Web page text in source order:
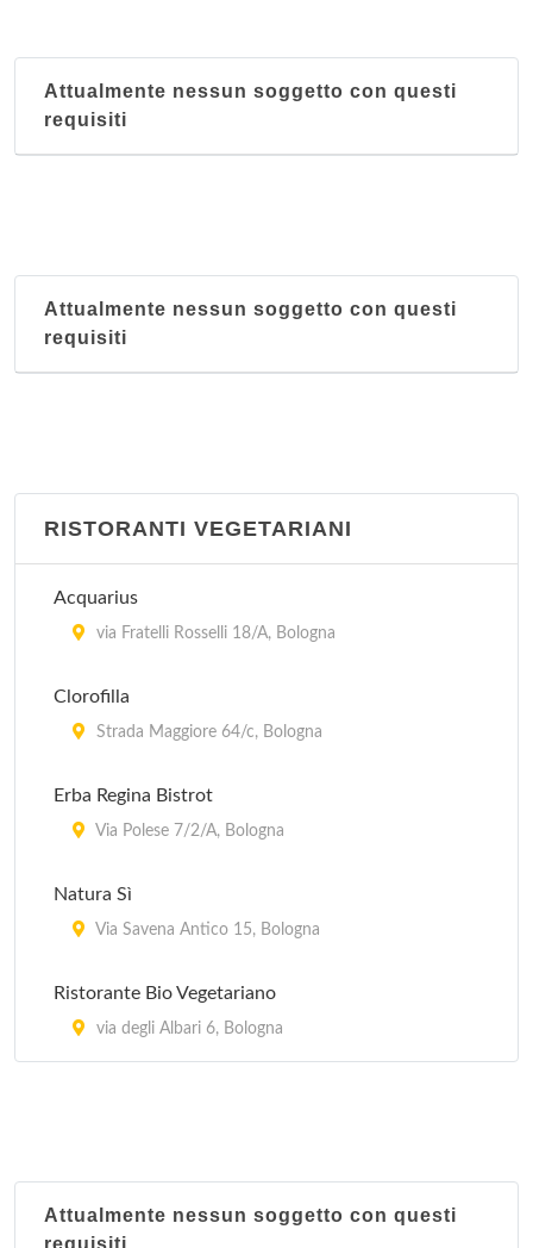
Attualmente nessun soggetto con questi
requisiti
Attualmente nessun soggetto con questi
requisiti
RISTORANTI VEGETARIANI
Acquarius
via Fratelli Rosselli 18/A, Bologna
Clorofilla
Strada Maggiore 64/c, Bologna
Erba Regina Bistrot
Via Polese 7/2/A, Bologna
Natura Sì
Via Savena Antico 15, Bologna
Ristorante Bio Vegetariano
via degli Albari 6, Bologna
Attualmente nessun soggetto con questi
requisiti